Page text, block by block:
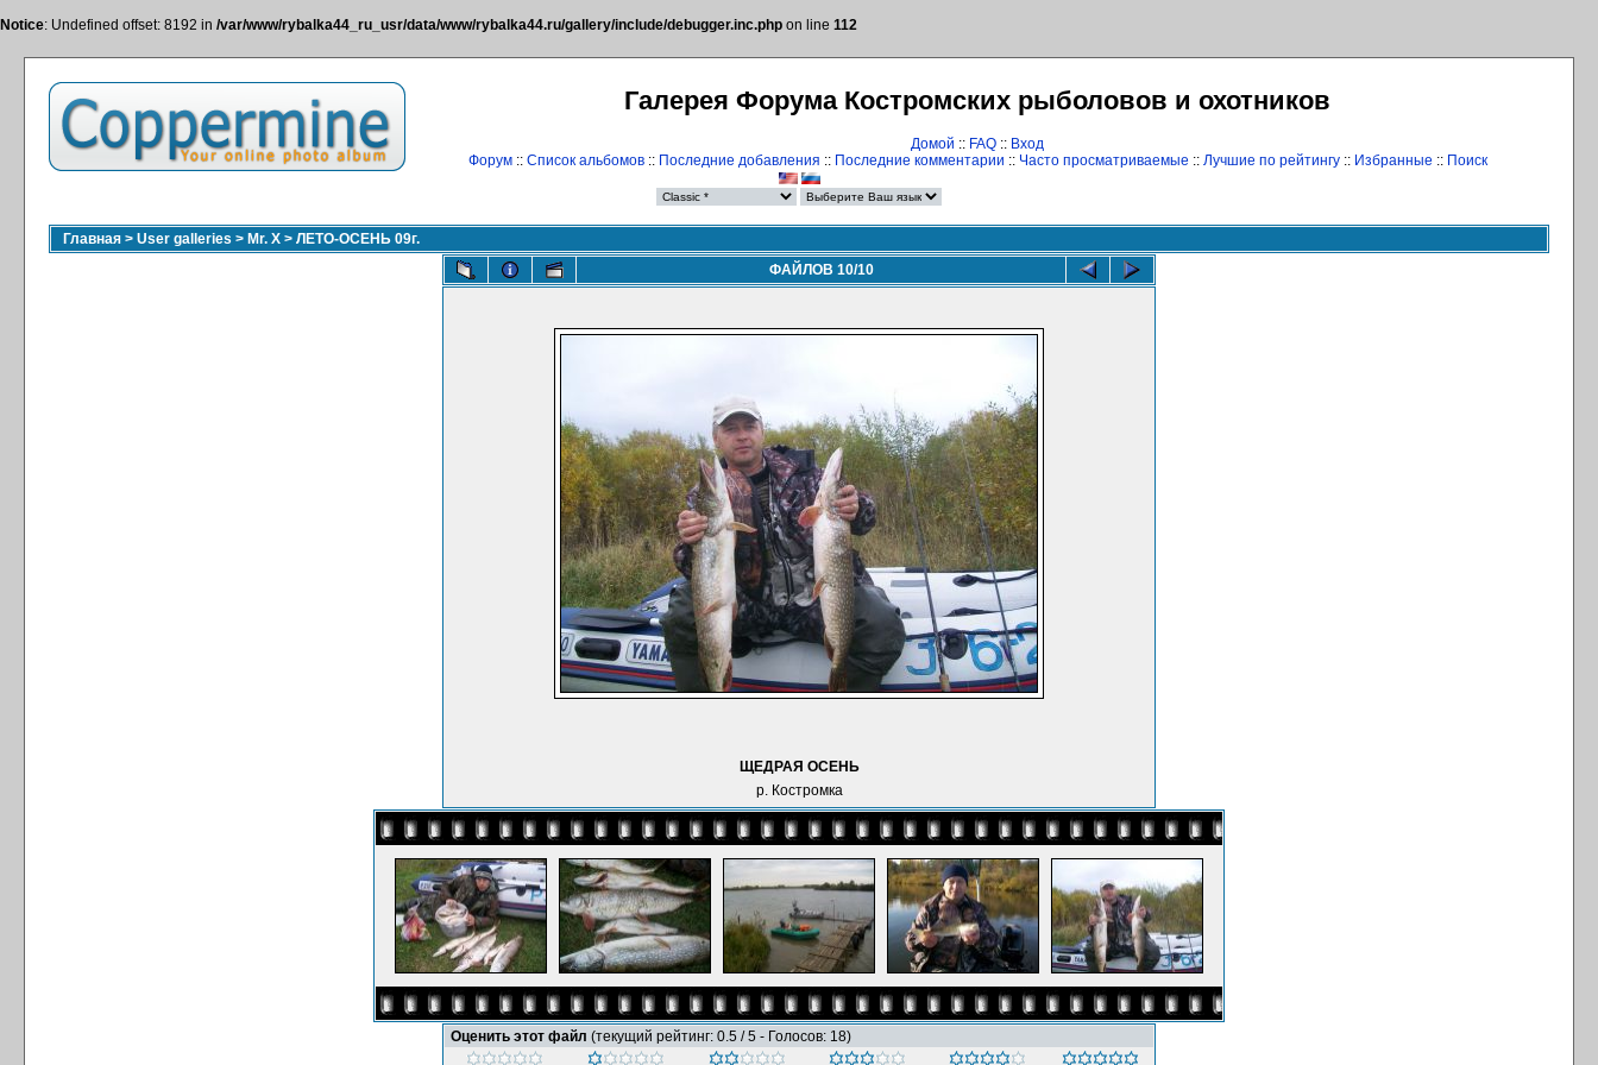
Notice: Undefined offset: 8192 in /var/www/rybalka44_ru_usr/data/www/rybalka44.ru/gallery/include/debugger.inc.php on line 112
Галерея Форума Костромских рыболовов и охотников
Домой :: FAQ :: Вход
Форум:: Список альбомов:: Последние добавления :: Последние комментарии :: Часто просматриваемые :: Лучшие по рейтингу:: Избранные :: Поиск
Главная > User galleries > Mr. X > ЛЕТО-ОСЕНЬ 09г.
ФАЙЛОВ 10/10
ЩЕДРАЯ ОСЕНЬ
р. Костромка
Оценить этот файл (текущий рейтинг: 0.5 / 5 - Голосов: 18)